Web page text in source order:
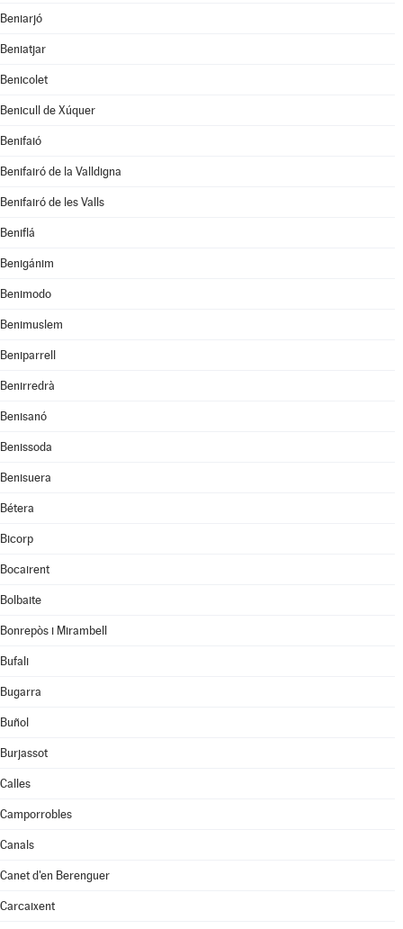
Beniarjó
Beniatjar
Benicolet
Benicull de Xúquer
Benifaió
Benifairó de la Valldigna
Benifairó de les Valls
Beniflá
Benigánim
Benimodo
Benimuslem
Beniparrell
Benirredrà
Benisanó
Benissoda
Benisuera
Bétera
Bicorp
Bocairent
Bolbaite
Bonrepòs i Mirambell
Bufali
Bugarra
Buñol
Burjassot
Calles
Camporrobles
Canals
Canet d'en Berenguer
Carcaixent